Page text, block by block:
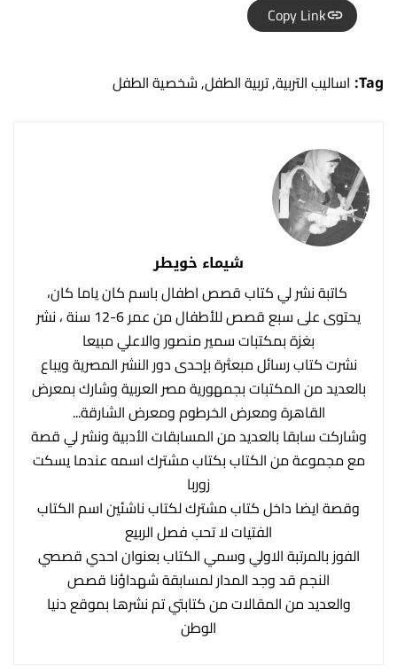
Copy Link
Tag: اساليب التربية,تربية الطفل,شخصية الطفل
شيماء خويطر
‏‎ كاتبة ‏‎نشر لي كتاب قصص اطفال باسم كان ياما كان،
يحتوى على سبع قصص للأطفال من عمر 6-12 سنة ، نشر
بغزة بمكتبات سمير منصور والاعلي مبيعا
‏‎نشرت كتاب رسائل مبعثرة بإحدى دور النشر المصرية ويباع
بالعديد من المكتبات بجمهورية مصر العربية وشارك بمعرض
القاهرة ومعرض الخرطوم ومعرض الشارقة...
‏‎وشاركت سابقا بالعديد من المسابقات الأدبية ونشر لي قصة
مع مجموعة من الكتاب بكتاب مشترك اسمه عندما يسكت
زوربا
‏‎وقصة ايضا داخل كتاب مشترك لكتاب ناشئين اسم الكتاب
الفتيات لا تحب فصل الربيع
الفوز بالمرتبة الاولي وسمي الكتاب بعنوان احدي قصصي
النجم قد وجد المدار لمسابقة شهداؤنا قصص
والعديد من المقالات من كتابتي تم نشرها بموقع دنيا
الوطن